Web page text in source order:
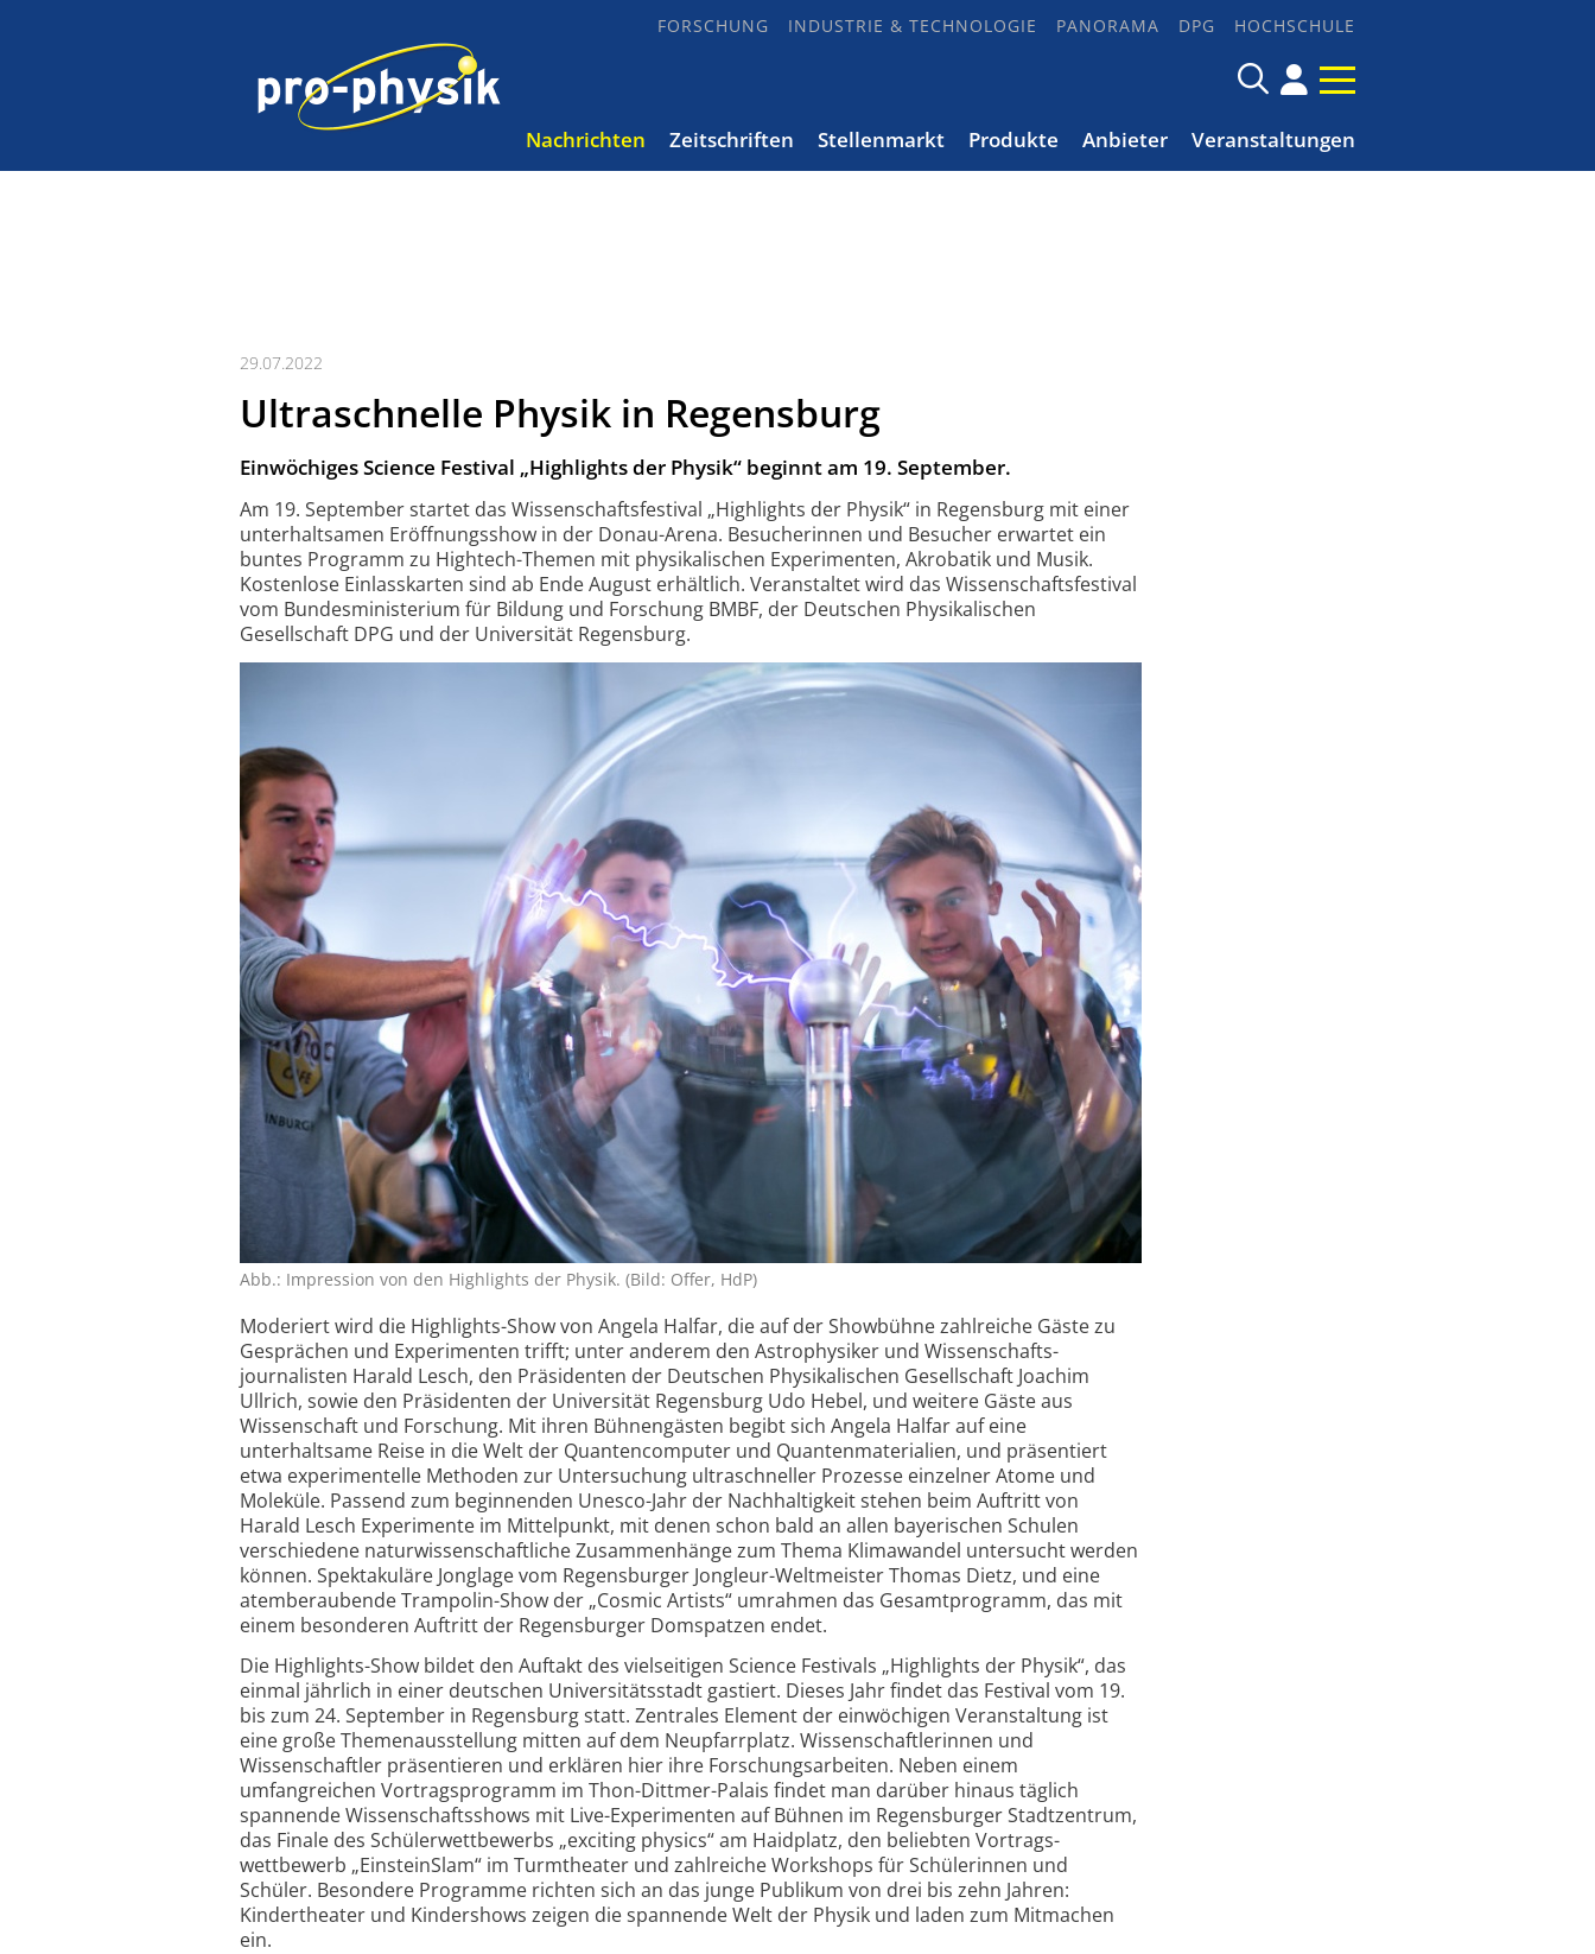
FORSCHUNG INDUSTRIE & TECHNOLOGIE PANORAMA DPG HOCHSCHULE
Nachrichten Zeitschriften Stellenmarkt Produkte Anbieter Veranstaltungen
29.07.2022
Ultraschnelle Physik in Regensburg
Einwöchiges Science Festival „Highlights der Physik“ beginnt am 19. September.
Am 19. September startet das Wissenschafts­festival „Highlights der Physik“ in Regensburg mit einer
unterhaltsamen Eröffnungs­show in der Donau-Arena. Besucherinnen und Besucher erwartet ein
buntes Programm zu Hightech-Themen mit physi­kalischen Experimenten, Akrobatik und Musik.
Kostenlose Einlass­karten sind ab Ende August erhältlich. Veranstaltet wird das Wissenschafts­festival
vom Bundes­ministerium für Bildung und Forschung BMBF, der Deutschen Physikalischen
Gesellschaft DPG und der Universität Regensburg.
Abb.: Impression von den Highlights der Physik. (Bild: Offer, HdP)
Moderiert wird die Highlights-Show von Angela Halfar, die auf der Showbühne zahlreiche Gäste zu
Gesprächen und Experimenten trifft; unter anderem den Astrophysiker und Wissenschafts­
journalisten Harald Lesch, den Präsidenten der Deutschen Physikalischen Gesellschaft Joachim
Ullrich, sowie den Präsidenten der Universität Regensburg Udo Hebel, und weitere Gäste aus
Wissenschaft und Forschung. Mit ihren Bühnengästen begibt sich Angela Halfar auf eine
unterhaltsame Reise in die Welt der Quanten­computer und Quanten­materialien, und präsentiert
etwa experimentelle Methoden zur Untersuchung ultra­schneller Prozesse einzelner Atome und
Moleküle. Passend zum beginnenden Unesco-Jahr der Nach­haltigkeit stehen beim Auftritt von
Harald Lesch Experimente im Mittel­punkt, mit denen schon bald an allen bayerischen Schulen
verschiedene naturwissen­schaftliche Zusammenhänge zum Thema Klimawandel untersucht werden
können. Spektakuläre Jonglage vom Regens­burger Jongleur-Weltmeister Thomas Dietz, und eine
atem­beraubende Trampolin-Show der „Cosmic Artists“ umrahmen das Gesamtprogramm, das mit
einem besonderen Auftritt der Regensburger Domspatzen endet.
Die Highlights-Show bildet den Auftakt des vielseitigen Science Festivals „Highlights der Physik“, das
einmal jährlich in einer deutschen Universitäts­stadt gastiert. Dieses Jahr findet das Festival vom 19.
bis zum 24. September in Regensburg statt. Zentrales Element der einwöchigen Veranstaltung ist
eine große Themen­ausstellung mitten auf dem Neupfarrplatz. Wissen­schaftlerinnen und
Wissenschaftler präsentieren und erklären hier ihre Forschungs­arbeiten. Neben einem
umfangreichen Vortrags­programm im Thon-Dittmer-Palais findet man darüber hinaus täglich
spannende Wissenschaftsshows mit Live-Experimenten auf Bühnen im Regensburger Stadtzentrum,
das Finale des Schüler­wettbewerbs „exciting physics“ am Haidplatz, den beliebten Vortrags­
wettbewerb „EinsteinSlam“ im Turmtheater und zahlreiche Workshops für Schülerinnen und
Schüler. Besondere Programme richten sich an das junge Publikum von drei bis zehn Jahren:
Kindertheater und Kindershows zeigen die spannende Welt der Physik und laden zum Mitmachen
ein.